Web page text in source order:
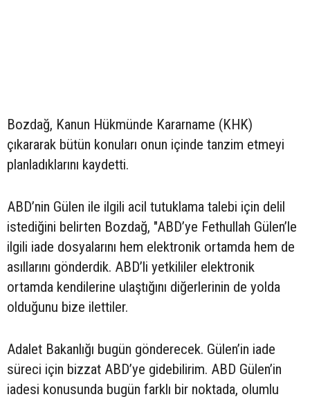
Bozdağ, Kanun Hükmünde Kararname (KHK)
çıkararak bütün konuları onun içinde tanzim etmeyi
planladıklarını kaydetti.
ABD’nin Gülen ile ilgili acil tutuklama talebi için delil
istediğini belirten Bozdağ, "ABD’ye Fethullah Gülen’le
ilgili iade dosyalarını hem elektronik ortamda hem de
asıllarını gönderdik. ABD’li yetkililer elektronik
ortamda kendilerine ulaştığını diğerlerinin de yolda
olduğunu bize ilettiler.
Adalet Bakanlığı bugün gönderecek. Gülen’in iade
süreci için bizzat ABD’ye gidebilirim. ABD Gülen’in
iadesi konusunda bugün farklı bir noktada, olumlu